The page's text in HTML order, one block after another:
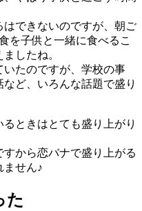
できないのですが、朝ご
を子供と一緒に食べるこ
したね。
いたのですが、学校の事
ど、いろんな話題で盛り
ときはとても盛り上がり
から恋バナで盛り上がる
ません♪
た